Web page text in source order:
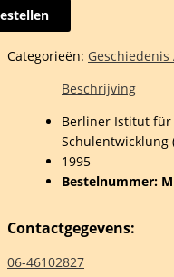
Categorieën: Geschiedenis
Beschrijving
Berliner Istitut
Schulentwicklung
1995
Bestelnummer:
Contactgegevens:
06-46102827